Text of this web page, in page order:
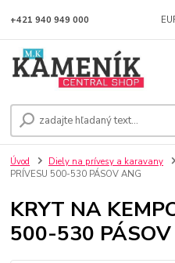
+421 940 949 000
Úvod Diely na prívesy a karavany
PRÍVESU 500-530 PÁSOV ANG
KRYT NA
500-530